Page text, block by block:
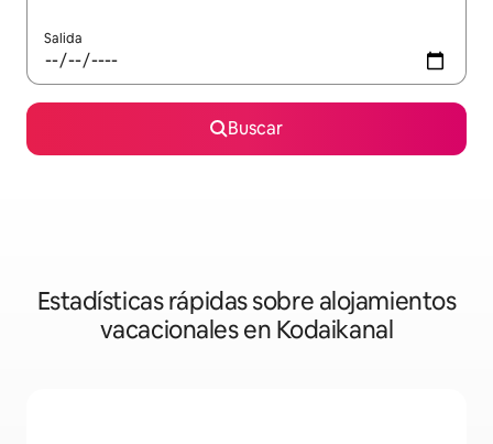
Salida
Buscar
Estadísticas rápidas sobre alojamientos
vacacionales en Kodaikanal